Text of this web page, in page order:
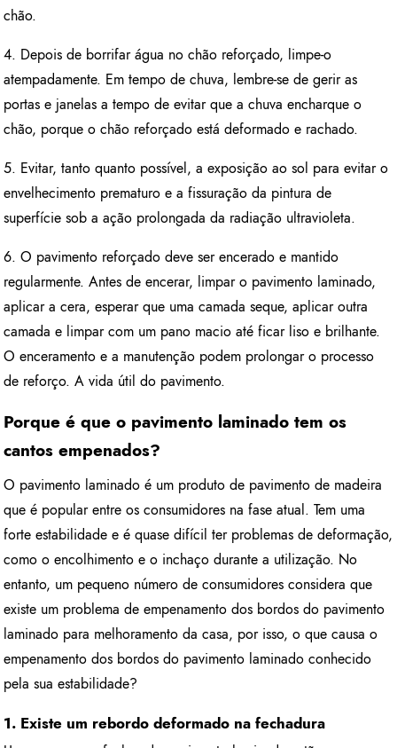
chão.
4. Depois de borrifar água no chão reforçado, limpe-o
atempadamente. Em tempo de chuva, lembre-se de gerir as
portas e janelas a tempo de evitar que a chuva encharque o
chão, porque o chão reforçado está deformado e rachado.
5. Evitar, tanto quanto possível, a exposição ao sol para evitar o
envelhecimento prematuro e a fissuração da pintura de
superfície sob a ação prolongada da radiação ultravioleta.
6. O pavimento reforçado deve ser encerado e mantido
regularmente. Antes de encerar, limpar o pavimento laminado,
aplicar a cera, esperar que uma camada seque, aplicar outra
camada e limpar com um pano macio até ficar liso e brilhante.
O enceramento e a manutenção podem prolongar o processo
de reforço. A vida útil do pavimento.
Porque é que o pavimento laminado tem os
cantos empenados?
O pavimento laminado é um produto de pavimento de madeira
que é popular entre os consumidores na fase atual. Tem uma
forte estabilidade e é quase difícil ter problemas de deformação,
como o encolhimento e o inchaço durante a utilização. No
entanto, um pequeno número de consumidores considera que
existe um problema de empenamento dos bordos do pavimento
laminado para melhoramento da casa, por isso, o que causa o
empenamento dos bordos do pavimento laminado conhecido
pela sua estabilidade?
1. Existe um rebordo deformado na fechadura